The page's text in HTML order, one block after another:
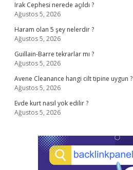
Irak Cephesi nerede açıldı ?
Ağustos 5, 2026
Haram olan 5 şey nelerdir ?
Ağustos 5, 2026
Guillain-Barre tekrarlar mı ?
Ağustos 5, 2026
Avene Cleanance hangi cilt tipine uygun ?
Ağustos 5, 2026
Evde kurt nasıl yok edilir ?
Ağustos 5, 2026